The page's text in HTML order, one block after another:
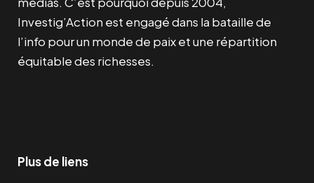
Investig’Action est engagé dans la bataille de
l’info pour un monde de paix et une répartition
équitable des richesses.
Plus de liens